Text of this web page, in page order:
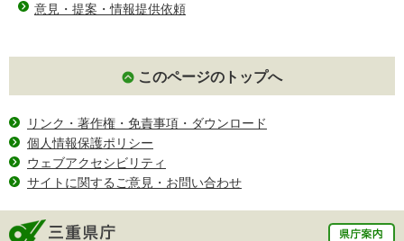
意見・提案・情報提供依頼
このページのトップへ
リンク・著作権・免責事項・ダウンロード
個人情報保護ポリシー
ウェブアクセシビリティ
サイトに関するご意見・お問い合わせ